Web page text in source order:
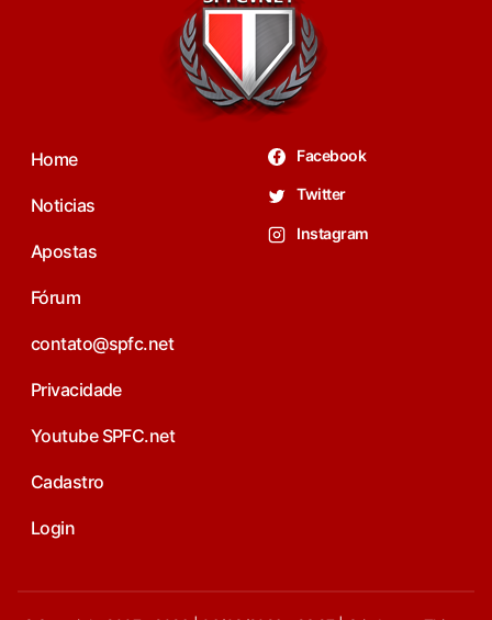
Home
Noticias
Apostas
Fórum
contato@spfc.net
Privacidade
Youtube SPFC.net
Cadastro
Login
Facebook
Twitter
Instagram